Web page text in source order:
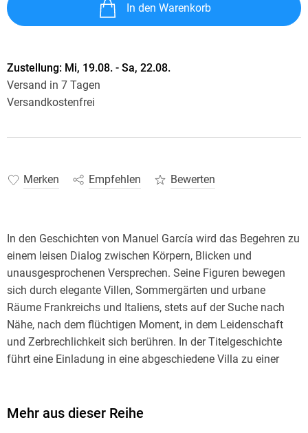
In den Warenkorb
Zustellung: Mi, 19.08. - Sa, 22.08.
Versand in 7 Tagen
Versandkostenfrei
Merken Empfehlen Bewerten
In den Geschichten von Manuel García wird das Begehren zu
einem leisen Dialog zwischen Körpern, Blicken und
unausgesprochenen Versprechen. Seine Figuren bewegen
sich durch elegante Villen, Sommergärten und urbane
Räume Frankreichs und Italiens, stets auf der Suche nach
Nähe, nach dem flüchtigen Moment, in dem Leidenschaft
und Zerbrechlichkeit sich berühren. In der Titelgeschichte
führt eine Einladung in eine abgeschiedene Villa zu einer
Spätsommertages langsam entfalten. Während die
Mehr aus dieser Reihe